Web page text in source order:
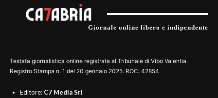
Giornale online libero e indipendente
Testata giornalistica online registrata al Tribunale di Vibo Valentia.
Registro Stampa n. 1 del 20 gennaio 2025. ROC: 42854.
Editore: C7 Media Srl